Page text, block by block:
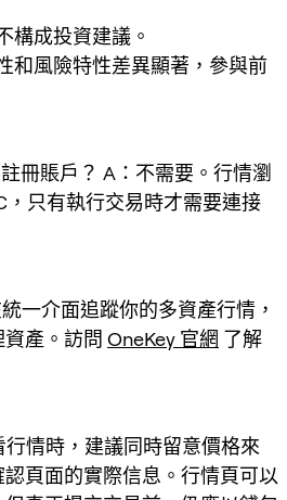
構成投資建議。
和風險特性差異顯著，參與前
冊賬戶？ A：不需要。行情瀏
，只有執行交易時才需要連接
統一介面追蹤你的多資產行情，
產。訪問 OneKey 官網 了解
情時，建議同時留意價格來
頁面的實際信息。行情頁可以